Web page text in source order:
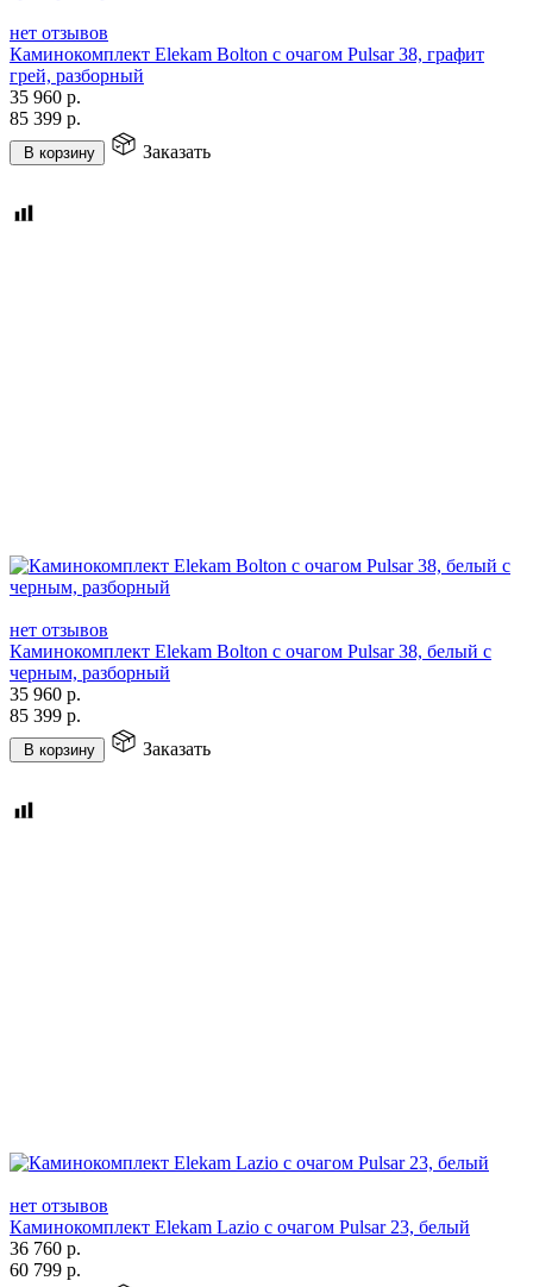
нет отзывов
Каминокомплект Elekam Bolton с очагом Pulsar 38, графит
грей, разборный
35 960 р.
85 399 р.
В корзину Заказать
нет отзывов
Каминокомплект Elekam Bolton с очагом Pulsar 38, белый с
черным, разборный
35 960 р.
85 399 р.
В корзину Заказать
нет отзывов
Каминокомплект Elekam Lazio с очагом Pulsar 23, белый
36 760 р.
60 799 р.